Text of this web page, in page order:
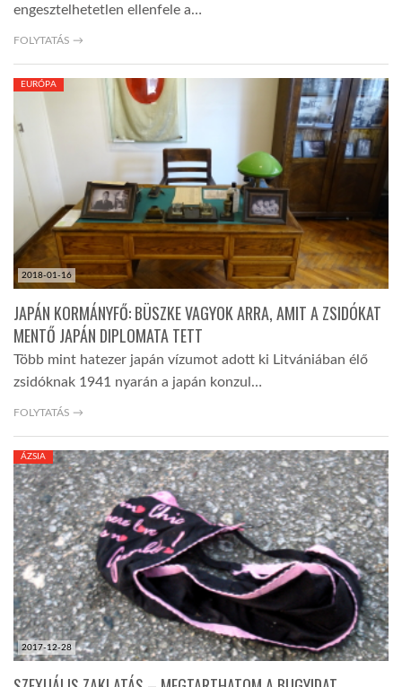
engesztelhetetlen ellenfele a…
FOLYTATÁS →
2018-01-16
EURÓPA
JAPÁN KORMÁNYFŐ: BÜSZKE VAGYOK ARRA, AMIT A ZSIDÓKAT
MENTŐ JAPÁN DIPLOMATA TETT
Több mint hatezer japán vízumot adott ki Litvániában élő
zsidóknak 1941 nyarán a japán konzul…
FOLYTATÁS →
2017-12-28
ÁZSIA